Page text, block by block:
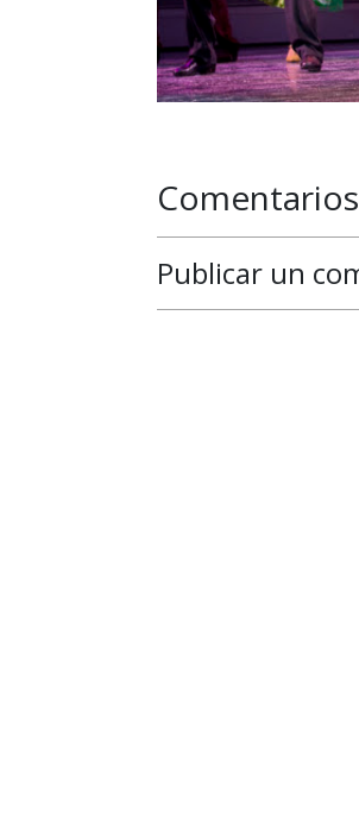
Comentarios
Publicar un